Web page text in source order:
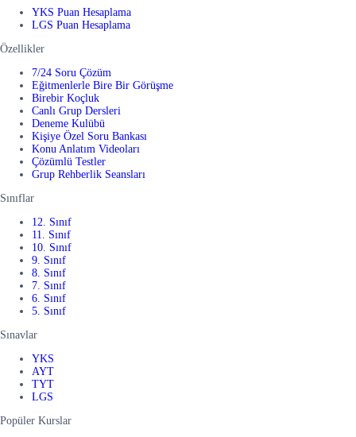
YKS Puan Hesaplama
LGS Puan Hesaplama
Özellikler
7/24 Soru Çözüm
Eğitmenlerle Bire Bir Görüşme
Birebir Koçluk
Canlı Grup Dersleri
Deneme Kulübü
Kişiye Özel Soru Bankası
Konu Anlatım Videoları
Çözümlü Testler
Grup Rehberlik Seansları
Sınıflar
12. Sınıf
11. Sınıf
10. Sınıf
9. Sınıf
8. Sınıf
7. Sınıf
6. Sınıf
5. Sınıf
Sınavlar
YKS
AYT
TYT
LGS
Popüler Kurslar